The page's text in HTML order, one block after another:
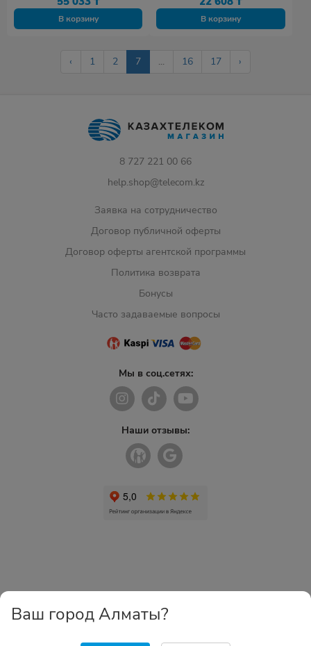
В корзину В корзину
‹ 1 2 7 ... 16 17 ›
8 727 221 00 66
help.shop@telecom.kz
Заявка на сотрудничество
Договор публичной оферты
Договор оферты агентской программы
Политика возврата
Бонусы
Часто задаваемые вопросы
Мы в соц.сетях:
Наши отзывы:
Ваш город Алматы?